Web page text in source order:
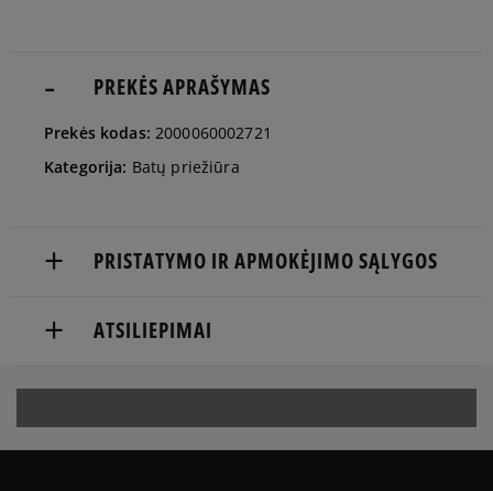
PREKĖS APRAŠYMAS
Prekės kodas: 2000060002721
Kategorija: Batų priežiūra
PRISTATYMO IR APMOKĖJIMO SĄLYGOS
kurjeriu
ATSILIEPIMAI